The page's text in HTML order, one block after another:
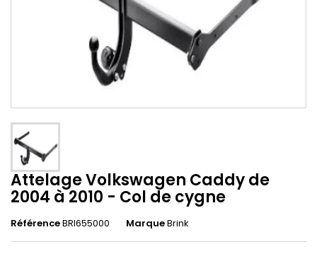
Attelage Volkswagen Caddy de
2004 à 2010 - Col de cygne
RéférenceBRI655000 MarqueBrink